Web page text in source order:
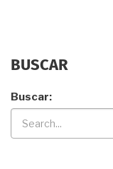
BUSCAR
Buscar